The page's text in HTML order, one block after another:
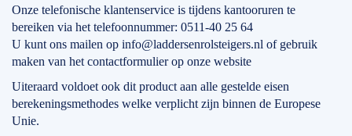
Onze telefonische klantenservice is tijdens kantooruren te
bereiken via het telefoonnummer: 0511-40 25 64
U kunt ons mailen op info@laddersenrolsteigers.nl of gebruik
maken van het contactformulier op onze website
Uiteraard voldoet ook dit product aan alle gestelde eisen
berekeningsmethodes welke verplicht zijn binnen de Europese
Unie.